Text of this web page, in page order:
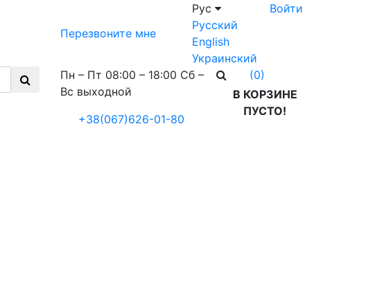
Перезвоните мне
Рус
Русский
English
Украинский
Войти
Пн – Пт 08:00 – 18:00 Сб –
Вс выходной
+38(067)626-01-80
(0)
В КОРЗИНЕ
ПУСТО!